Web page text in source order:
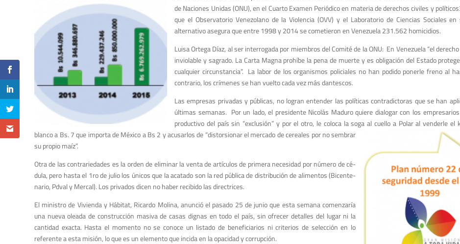
de Naciones Uni­das (ONU), en el Cuarto Examen Periódico en materia de derechos civiles y
que el Observatorio Venezolano de la Violencia (OVV) y el Laboratorio de Ciencias Sociales
alternativo asegura que entre 1998 y 2014 se come­tieron en Venezuela 231.562 homicidios.
Luisa Ortega Díaz, al ser interroga­da por miembros del Comité de la ONU: En Venezuela “el
inviolable y sagrado. La Carta Magna prohíbe la pena de muer­te y es obligación del Estado
cualquier circuns­tancia”. La labor de los organis­mos policiales no han podido ponerle freno al
contrario, los crímenes se han vuel­to cada vez más dantes­cos.
Las empresas privadas y pú­blicas, no logran entender las po­líticas contradictoras que se han
últimas semanas. Por un lado, el presidente Ni­colás Maduro quiere dialogar con los
productivo del país sin “exclusión” y por el otro, le coloca la soga al cuello a Polar al ven­derle el
blanco a Bs. 7 que importa de México a Bs 2 y acu­sarlosde “distorsionar el mercado de cereales por no sembrar
su propio maíz”.
Otra de las contrarie­dades es la orden de eliminar la venta de artículos de prime­ra necesidad por número de cé­
dula, pero hasta el 1ro de julio los únicos que la aca­tado son la red pú­blica de distribución de alimentos (Bicente­
nario, Pdval y Mercal). Los privados dicen no ha­ber recibido las directrices.
El ministro de Vivienda y Hábitat, Ricardo Molina, anunció el pasa­do 25 de junio que esta semana comenzaría
una nueva oleada de construcción masiva de casas dignas en todo el país, sin ofrecer detalles del lugar ni la
cantidad exacta. Hasta el momento no se conoce un listado de beneficiarios ni criterios de selección en lo
referente a esta misión, lo que es un elemento que incida en la opacidad y corrupción.